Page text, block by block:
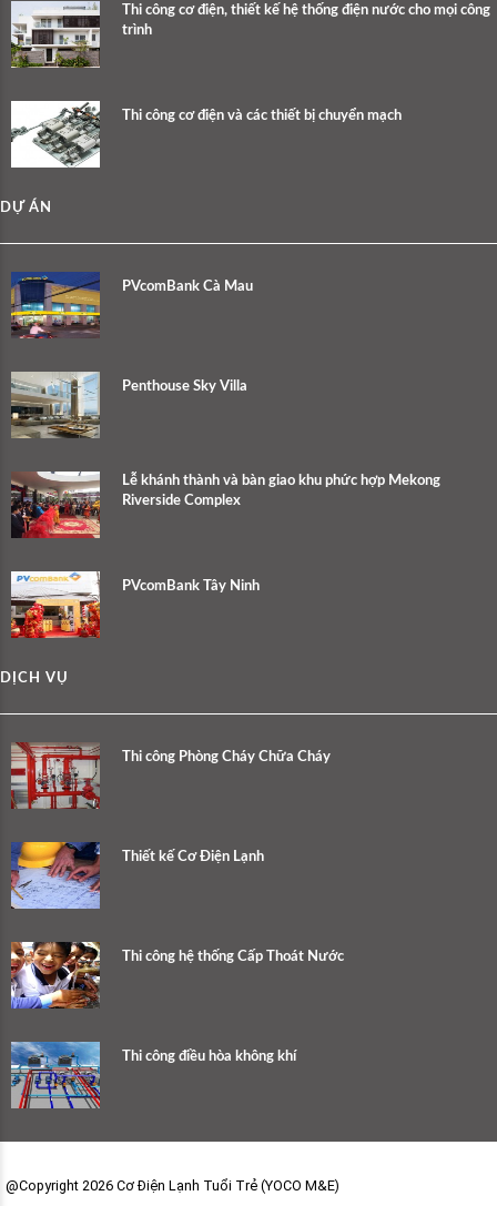
Thi công cơ điện, thiết kế hệ thống điện nước cho mọi công
trình
Thi công cơ điện và các thiết bị chuyển mạch
DỰ ÁN
PVcomBank Cà Mau
Penthouse Sky Villa
Lễ khánh thành và bàn giao khu phức hợp Mekong
Riverside Complex
PVcomBank Tây Ninh
DỊCH VỤ
Thi công Phòng Cháy Chữa Cháy
Thiết kế Cơ Điện Lạnh
Thi công hệ thống Cấp Thoát Nước
Thi công điều hòa không khí
@Copyright 2026 Cơ Điện Lạnh Tuổi Trẻ (YOCO M&E)